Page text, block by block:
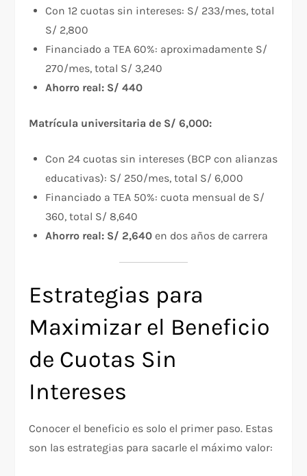
Con 12 cuotas sin intereses: S/ 233/mes, total
S/ 2,800
Financiado a TEA 60%: aproximadamente S/
270/mes, total S/ 3,240
Ahorro real: S/ 440
Matrícula universitaria de S/ 6,000:
Con 24 cuotas sin intereses (BCP con alianzas
educativas): S/ 250/mes, total S/ 6,000
Financiado a TEA 50%: cuota mensual de S/
360, total S/ 8,640
Ahorro real: S/ 2,640 en dos años de carrera
Estrategias para
Maximizar el Beneficio
de Cuotas Sin
Intereses
Conocer el beneficio es solo el primer paso. Estas
son las estrategias para sacarle el máximo valor: